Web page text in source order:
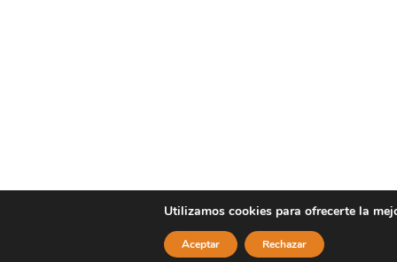
Utilizamos cookies para ofrecerte la
Aceptar Rechazar